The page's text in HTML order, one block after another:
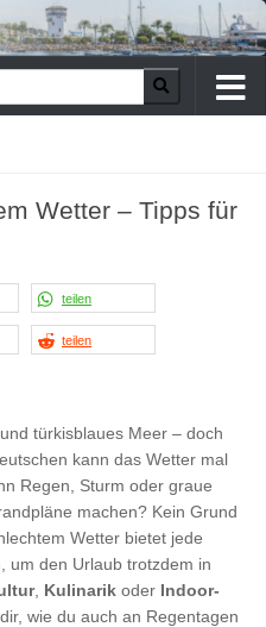
Wetter – Tipps für
teilen
teilen
türkisblaues Meer – doch
kann das Wetter mal
Regen, Sturm oder graue
machen? Kein Grund
Wetter bietet jede
um den Urlaub trotzdem in
, Kulinarik oder Indoor-
wie du auch an Regentagen